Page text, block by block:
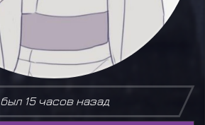
был 15 часов назад